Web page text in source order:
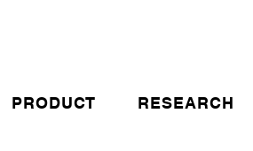
PRODUCT RESEARCH